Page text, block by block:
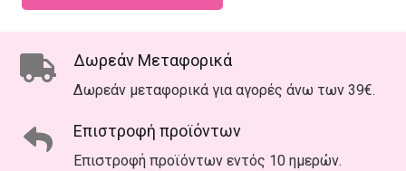
Δωρεάν Μεταφορικά
Δωρεάν μεταφορικά για αγορές άνω των 39€.
Επιστροφή προϊόντων
Επιστροφή προϊόντων εντός 10 ημερών.